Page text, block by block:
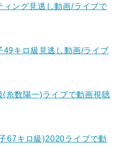
ィング見逃し動画/ライブで
49キロ級見逃し動画/ライブ
(糸数陽一)ライブで動画視聴
67キロ級)2020ライブで動